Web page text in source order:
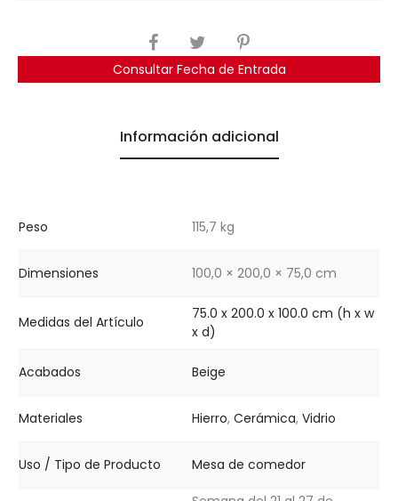
Consultar Fecha de Entrada
COMPARTIR
Información adicional
Peso 115,7 kg
Dimensiones 100,0 × 200,0 × 75,0 cm
Medidas del Artículo
75.0 x 200.0 x 100.0 cm (h x w
x d)
Acabados Beige
Materiales Hierro, Cerámica, Vidrio
Uso / Tipo de Producto Mesa de comedor